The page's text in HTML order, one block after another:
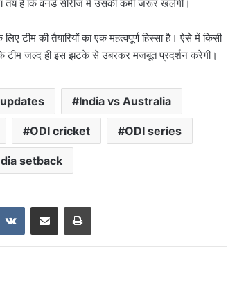
तय है कि वनडे सीरीज में उसकी कमी जरूर खलेगी।
टीम की तैयारियों का एक महत्वपूर्ण हिस्सा है। ऐसे में किसी
कि टीम जल्द ही इस झटके से उबरकर मजबूत प्रदर्शन करेगी।
India vs Australia
ODI cricket ODI series
setback
VKontakteShare via Email Print